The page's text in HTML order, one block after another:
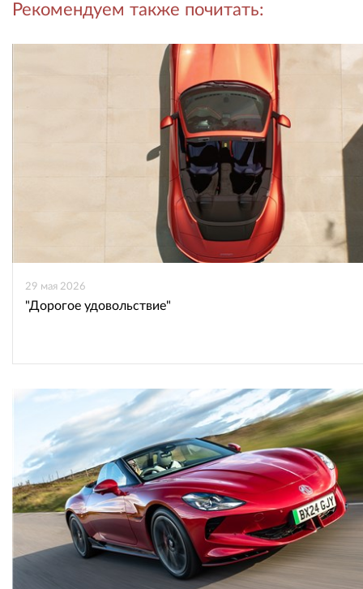
во в
Одноклассниках
Рекомендуем также почитать:
29 мая 2026
"Дорогое удовольствие"